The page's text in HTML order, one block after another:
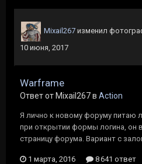
Mixail267 изменил
10 июня, 2017
Warframe
Ответ от Mixail267 в Action
Я лично к новому форуму питаю
при открытии формы логина, он
страницу форума. Вариант с
1 марта, 2016 8 641 ответ